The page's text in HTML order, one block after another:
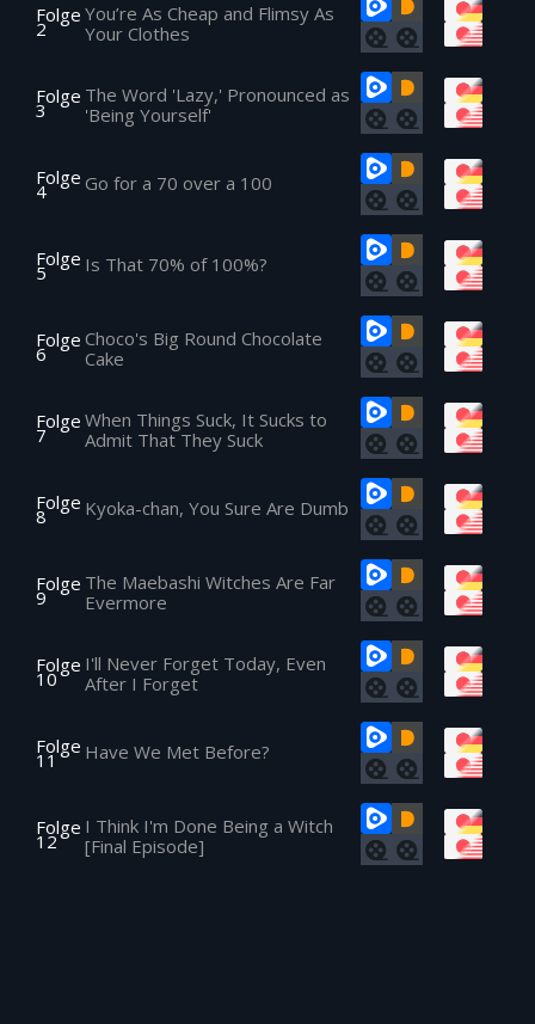
Folge
2
You’re As Cheap and Flimsy As
Your Clothes
Folge
3
The Word 'Lazy,' Pronounced as
'Being Yourself'
Folge
4 Go for a 70 over a 100
Folge
5 Is That 70% of 100%?
Folge
6
Choco's Big Round Chocolate
Cake
Folge
7
When Things Suck, It Sucks to
Admit That They Suck
Folge
8 Kyoka-chan, You Sure Are Dumb
Folge
9
The Maebashi Witches Are Far
Evermore
Folge
10
I'll Never Forget Today, Even
After I Forget
Folge
11 Have We Met Before?
Folge
12
I Think I'm Done Being a Witch
[Final Episode]